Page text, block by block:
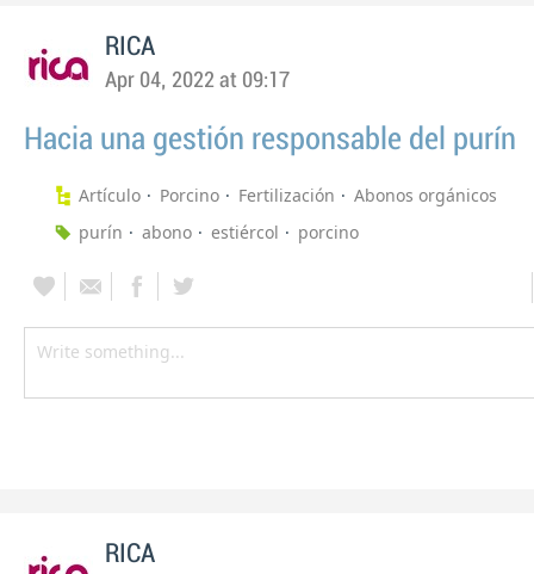
RICA
Apr 04, 2022 at 09:17
Hacia una gestión responsable del purín
Artículo Porcino Fertilización
Abonos orgánicos
purín
abono estiércol porcino
RICA